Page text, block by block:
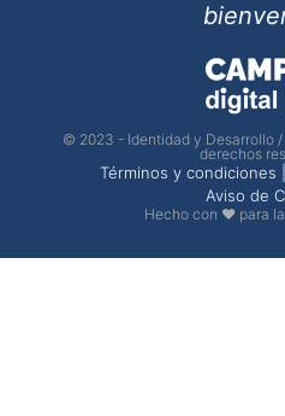
© 2023 - Identidad y Desarrollo
derechos
Términos y condiciones |
Aviso de
Hecho con ❤ para